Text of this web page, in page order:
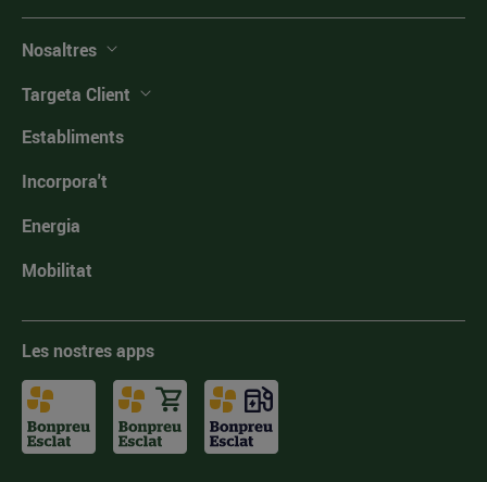
Nosaltres
Targeta Client
Establiments
Incorpora't
Energia
Mobilitat
Les nostres apps